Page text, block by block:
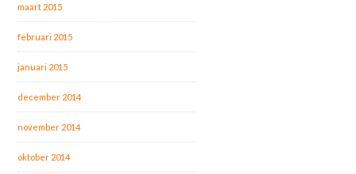
maart 2015
februari 2015
januari 2015
december 2014
november 2014
oktober 2014